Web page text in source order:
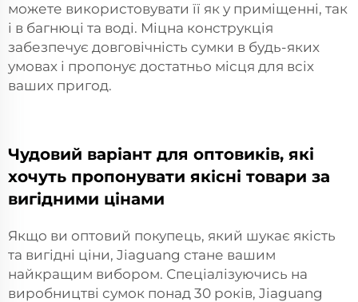
можете використовувати її як у приміщенні, так
і в багнюці та воді. Міцна конструкція
забезпечує довговічність сумки в будь-яких
умовах і пропонує достатньо місця для всіх
ваших пригод.
Чудовий варіант для оптовиків, які
хочуть пропонувати якісні товари за
вигідними цінами
Якщо ви оптовий покупець, який шукає якість
та вигідні ціни, Jiaguang стане вашим
найкращим вибором. Спеціалізуючись на
виробництві сумок понад 30 років, Jiaguang